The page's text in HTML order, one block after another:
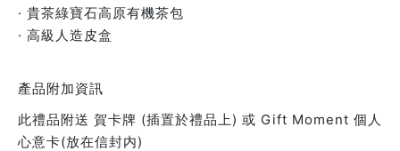
· 貴茶綠寶石高原有機茶包
· 高級人造皮盒
產品附加資訊
此禮品附送 賀卡牌 (插置於禮品上) 或 Gift Moment 個人
心意卡(放在信封内)